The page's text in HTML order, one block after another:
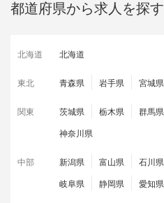
都道府県から求人を探す
北海道 北海道
東北 青森県 岩手県 宮城県
関東 茨城県 栃木県 群馬県
神奈川県
中部 新潟県 富山県 石川県
岐阜県
静岡県 愛知県